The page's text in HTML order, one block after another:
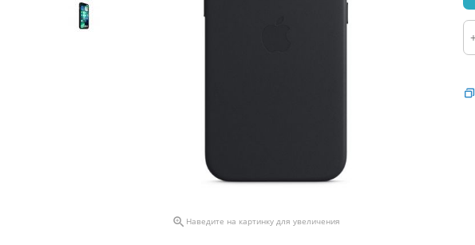
 Наведите на картинку для увеличения